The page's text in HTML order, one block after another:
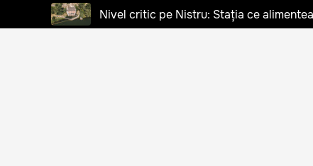
Nivel critic pe Nistru: Stația ce